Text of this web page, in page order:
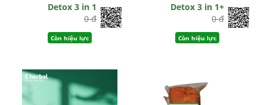
Detox 3 in 1
0 đ
Còn hiệu lực
Detox 3 in 1+
0 đ
Còn hiệu lực